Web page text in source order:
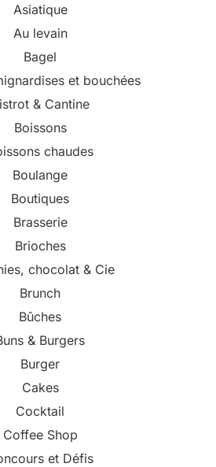
Asiatique
Au levain
Bagel
et bouchées
& Cantine
Boissons
chaudes
Boulange
Boutiques
Brasserie
Brioches
chocolat & Cie
Brunch
Bûches
& Burgers
Burger
Cakes
Cocktail
Coffee Shop
et Défis